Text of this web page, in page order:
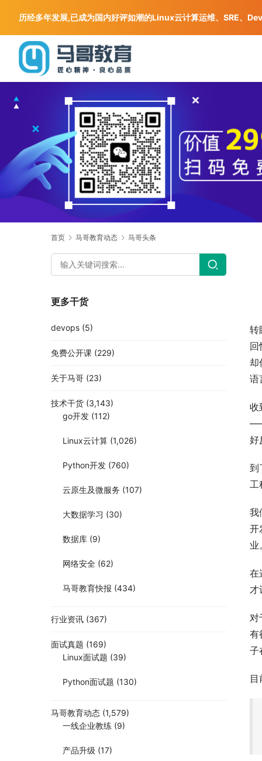
首页 马哥教育动态 马哥头条
转
回
却
语
收
好
到
工
我
开
业
在
才
对
有
子
更多干货
devops (5)
免费公开课 (229)
关于马哥 (23)
技术干货 (3,143)
go开发 (112)
Linux云计算 (1,026)
Python开发 (760)
云原生及微服务 (107)
大数据学习 (30)
数据库 (9)
网络安全 (62)
马哥教育快报 (434)
行业资讯 (367)
面试真题 (169)
Linux面试题 (39)
Python面试题 (130)
马哥教育动态 (1,579)
一线企业教练 (9)
产品升级 (17)
历经多年发展,已成为国内好评如潮的Linux云计算运维、SRE、